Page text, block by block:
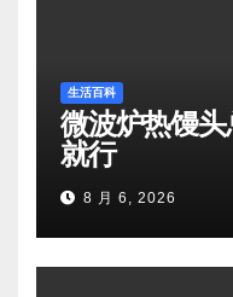
生活百科
微波炉热馒
就行
8 月 6, 2026